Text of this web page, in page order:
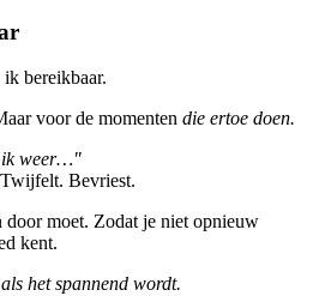
ik bereikbaar.
voor de momenten die ertoe doen.
ik weer…"
Bevriest.
door moet. Zodat je niet opnieuw
kent.
het spannend wordt.